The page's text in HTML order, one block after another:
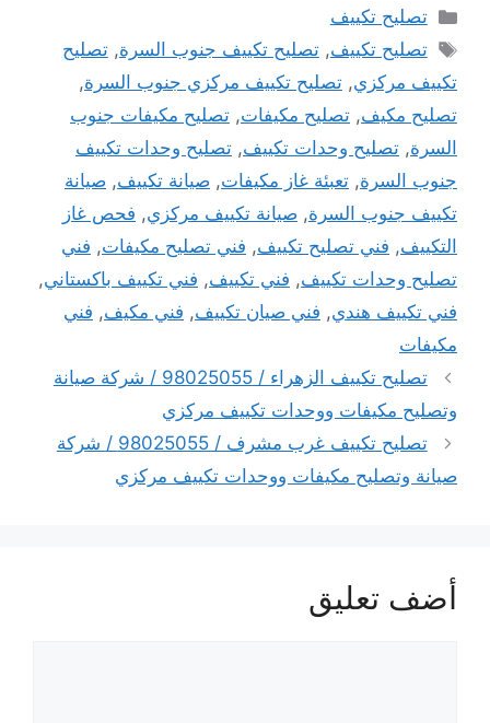
التصنيفات
تصليح تكييف
الوسوم
تصليح تكييف,تصليح تكييف جنوب السرة,تصليح
تكييف مركزي, تصليح تكييف مركزي جنوب السرة,
تصليح مكيف, تصليح مكيفات, تصليح مكيفات جنوب
السرة, تصليح وحدات تكييف, تصليح وحدات تكييف
جنوب السرة, تعبئة غاز مكيفات, صيانة تكييف, صيانة
تكييف جنوب السرة, صيانة تكييف مركزي, فحص غاز
التكييف, فني تصليح تكييف, فني تصليح مكيفات, فني
تصليح وحدات تكييف, فني تكييف, فني تكييف باكستاني,
فني تكييف هندي, فني صيان تكييف, فني مكيف, فني
مكيفات
تصليح تكييف الزهراء / 98025055 / شركة صيانة
وتصليح مكيفات ووحدات تكييف مركزي
تصليح تكييف غرب مشرف / 98025055 / شركة
صيانة وتصليح مكيفات ووحدات تكييف مركزي
أضف تعليق